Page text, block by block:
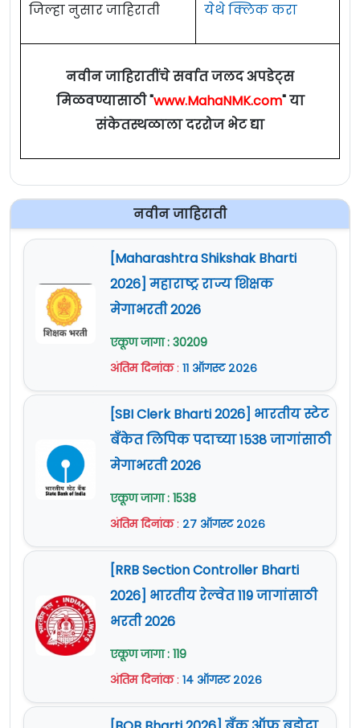
जिल्हा नुसार जाहिराती येथे क्लिक करा
नवीन जाहिरातींचे सर्वात जलद अपडेट्स
मिळवण्यासाठी "www.MahaNMK.com" या
संकेतस्थळाला दररोज भेट द्या
नवीन जाहिराती
[Maharashtra Shikshak Bharti
2026] महाराष्ट्र राज्य शिक्षक
मेगाभरती 2026
एकूण जागा : 30209
अंतिम दिनांक: ११ ऑगस्ट २०२६
[SBI Clerk Bharti 2026] भारतीय स्टेट
बँकेत लिपिक पदाच्या 1538 जागांसाठी
मेगाभरती 2026
एकूण जागा : 1538
अंतिम दिनांक: २७ ऑगस्ट २०२६
[RRB Section Controller Bharti
2026] भारतीय रेल्वेत 119 जागांसाठी
भरती 2026
एकूण जागा : 119
अंतिम दिनांक: १४ ऑगस्ट २०२६